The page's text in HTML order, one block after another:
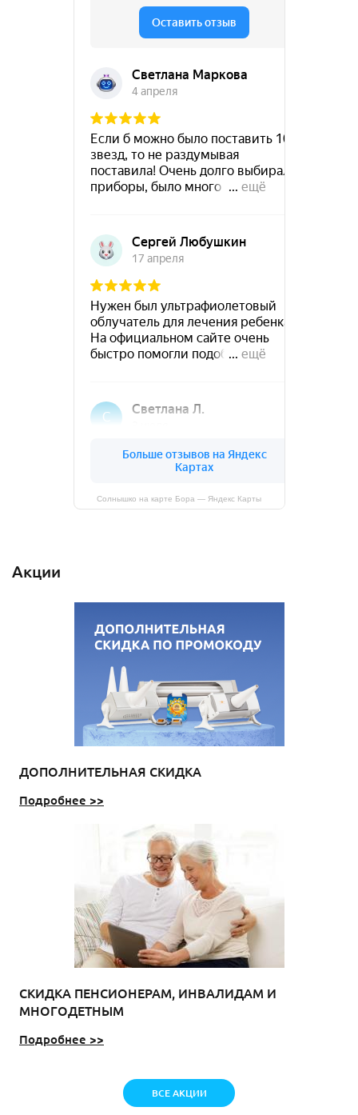
Солнышко на карте Бора — Яндекс Карты
Акции
ДОПОЛНИТЕЛЬНАЯ СКИДКА
Подробнее >>
СКИДКА ПЕНСИОНЕРАМ, ИНВАЛИДАМ И
МНОГОДЕТНЫМ
Подробнее >>
ВСЕ АКЦИИ